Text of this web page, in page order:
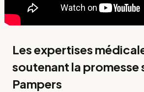
Les expertises
soutenant la promesse
Pampers